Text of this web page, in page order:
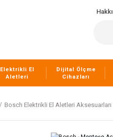
Elektrikli El
Aletleri
Dijital Ölçme
Cihazları
Bosch Elektrikli El Aletleri Aksesuarları